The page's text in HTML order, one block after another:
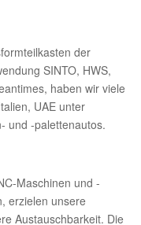
der
SINTO, HWS,
haben wir viele
UAE unter
und -palettenautos.
Maschinen und -
erzielen unsere
Austauschbarkeit. Die